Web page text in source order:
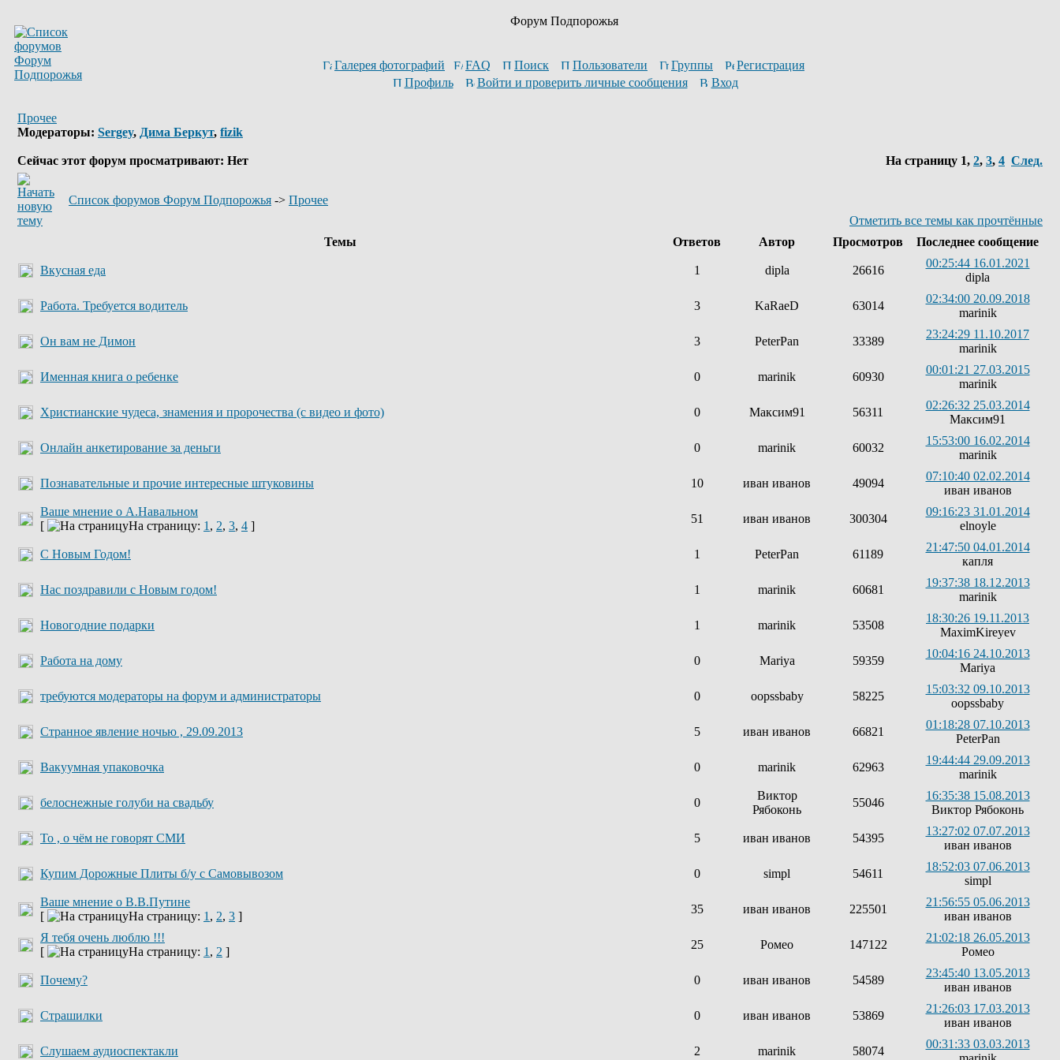
Форум Подпорожья
Галерея фотографий FAQ Поиск Пользователи Группы
Регистрация
Профиль
Войти и проверить личные сообщения Вход
Прочее
Модераторы: Sergey, Дима Беркут, fizik
Сейчас этот форум просматривают: Нет На страницу 1, 2, 3, 4 След.
Список форумов Форум Подпорожья -> Прочее
Отметить все темы как прочтённые
Темы
Ответов Автор Просмотров Последнее сообщение
Вкусная еда 1 dipla 26616
00:25:44 16.01.2021
dipla
Работа. Требуется водитель 3 KaRaeD 63014
02:34:00 20.09.2018
marinik
Он вам не Димон 3 PeterPan 33389
23:24:29 11.10.2017
marinik
Именная книга о ребенке 0 marinik 60930
00:01:21 27.03.2015
marinik
Христианские чудеса, знамения и пророчества (с видео и фото) 0 Максим91 56311
02:26:32 25.03.2014
Максим91
Онлайн анкетирование за деньги 0 marinik 60032
15:53:00 16.02.2014
marinik
Познавательные и прочие интересные штуковины 10 иван иванов 49094
07:10:40 02.02.2014
иван иванов
Ваше мнение о А.Навальном
[
На страницу: 1 , 2, 3, 4 ]
51 иван иванов 300304
09:16:23 31.01.2014
elnoyle
С Новым Годом! 1 PeterPan 61189
21:47:50 04.01.2014
капля
Нас поздравили с Новым годом! 1 marinik 60681
19:37:38 18.12.2013
marinik
Новогодние подарки 1 marinik 53508
18:30:26 19.11.2013
MaximKireyev
Работа на дому 0 Mariya 59359
10:04:16 24.10.2013
Mariya
требуются модераторы на форум и администраторы 0 oopssbaby 58225
15:03:32 09.10.2013
oopssbaby
Странное явление ночью , 29.09.2013 5 иван иванов 66821
01:18:28 07.10.2013
PeterPan
Вакуумная упаковочка 0 marinik 62963
19:44:44 29.09.2013
marinik
белоснежные голуби на свадьбу 0
Виктор
Рябоконь
55046
16:35:38 15.08.2013
Виктор Рябоконь
То , о чём не говорят СМИ 5 иван иванов 54395
13:27:02 07.07.2013
иван иванов
Купим Дорожные Плиты б/у с Самовывозом 0 simpl 54611
18:52:03 07.06.2013
simpl
Ваше мнение о В.В.Путине
[
На страницу: 1 , 2, 3 ]
35 иван иванов 225501
21:56:55 05.06.2013
иван иванов
Я тебя очень люблю !!!
[
На страницу: 1 , 2 ]
25 Ромео 147122
21:02:18 26.05.2013
Ромео
Почему? 0 иван иванов 54589
23:45:40 13.05.2013
иван иванов
Страшилки 0 иван иванов 53869
21:26:03 17.03.2013
иван иванов
Слушаем аудиоспектакли 2 marinik 58074
00:31:33 03.03.2013